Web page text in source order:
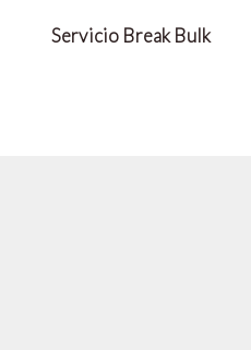
Servicio Break Bulk